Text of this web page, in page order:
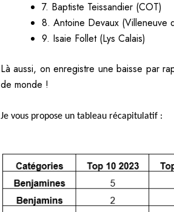
7. Baptiste Teissandier (COT)
8. Antoine Devaux (Villeneuve
9. Isaie Follet (Lys Calais)
Là aussi, on enregistre une baisse par
de monde !
Je vous propose un tableau récapitulatif :